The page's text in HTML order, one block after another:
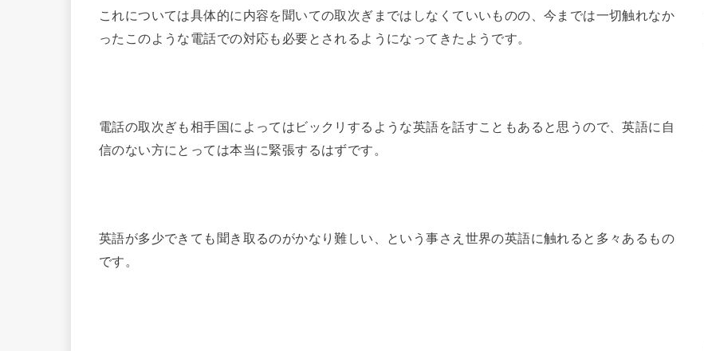
これについては具体的に内容を聞いての取次ぎまではしなくていいものの、今までは一切触れなか
ったこのような電話での対応も必要とされるようになってきたようです。
電話の取次ぎも相手国によってはビックリするような英語を話すこともあると思うので、英語に自
信のない方にとっては本当に緊張するはずです。
英語が多少できても聞き取るのがかなり難しい、という事さえ世界の英語に触れると多々あるもの
です。